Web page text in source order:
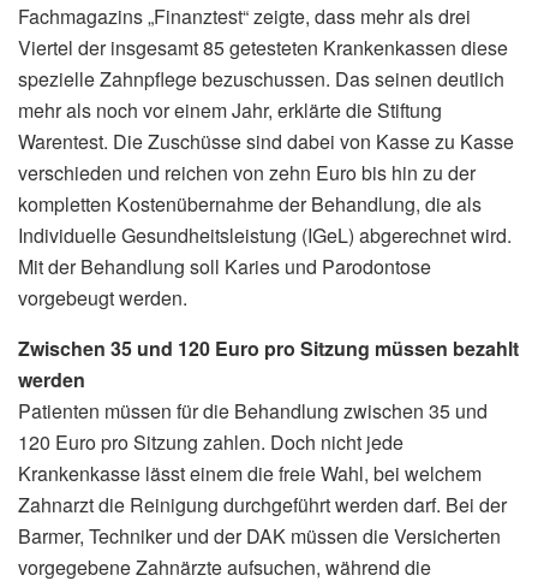
Fachmagazins „Finanztest“ zeigte, dass mehr als drei
Viertel der insgesamt 85 getesteten Krankenkassen diese
spezielle Zahnpflege bezuschussen. Das seinen deutlich
mehr als noch vor einem Jahr, erklärte die Stiftung
Warentest. Die Zuschüsse sind dabei von Kasse zu Kasse
verschieden und reichen von zehn Euro bis hin zu der
kompletten Kostenübernahme der Behandlung, die als
Individuelle Gesundheitsleistung (IGeL) abgerechnet wird.
Mit der Behandlung soll Karies und Parodontose
vorgebeugt werden.
Zwischen 35 und 120 Euro pro Sitzung müssen bezahlt
werden
Patienten müssen für die Behandlung zwischen 35 und
120 Euro pro Sitzung zahlen. Doch nicht jede
Krankenkasse lässt einem die freie Wahl, bei welchem
Zahnarzt die Reinigung durchgeführt werden darf. Bei der
Barmer, Techniker und der DAK müssen die Versicherten
vorgegebene Zahnärzte aufsuchen, während die